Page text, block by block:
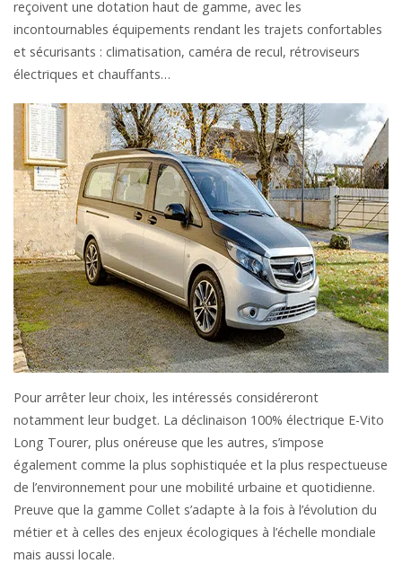
reçoivent une dotation haut de gamme, avec les
incontournables équipements rendant les trajets confortables
et sécurisants : climatisation, caméra de recul, rétroviseurs
électriques et chauffants…
Pour arrêter leur choix, les intéressés considéreront
notamment leur budget. La déclinaison 100% électrique E-Vito
Long Tourer, plus onéreuse que les autres, s’impose
également comme la plus sophistiquée et la plus respectueuse
de l’environnement pour une mobilité urbaine et quotidienne.
Preuve que la gamme Collet s’adapte à la fois à l’évolution du
métier et à celles des enjeux écologiques à l’échelle mondiale
mais aussi locale.